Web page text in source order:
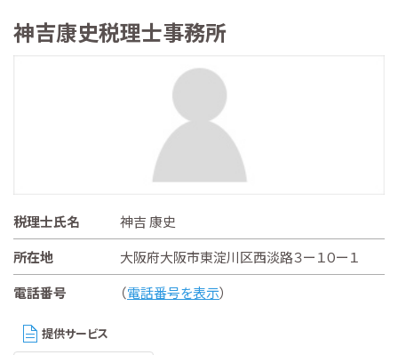
神吉康史税理士事務所
税理士氏名
神吉 康史
所在地
大阪府大阪市東淀川区西淡路３ー１０ー１
電話番号
（電話番号を表示）
提供サービス